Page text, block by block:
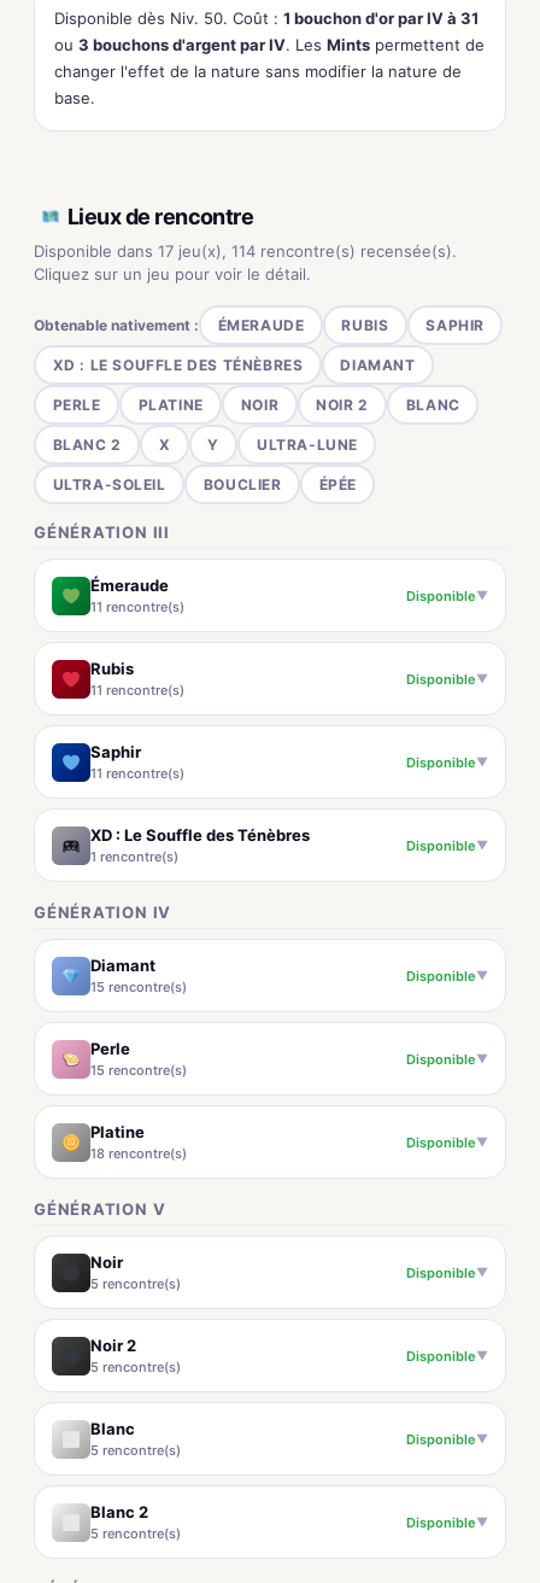
Disponible dès Niv. 50. Coût : 1 bouchon d'or par IV à 31
ou 3 bouchons d'argent par IV. Les Mints permettent de
changer l'effet de la nature sans modifier la nature de
base.
Lieux de rencontre
Disponible dans 17 jeu(x), 114 rencontre(s) recensée(s).
Cliquez sur un jeu pour voir le détail.
Obtenable nativement : ÉMERAUDE RUBIS SAPHIR
XD : LE SOUFFLE DES TÉNÈBRES DIAMANT
PERLE PLATINE NOIR NOIR 2 BLANC
BLANC 2 X Y ULTRA-LUNE
ULTRA-SOLEIL BOUCLIER ÉPÉE
GÉNÉRATION III
Émeraude
11 rencontre(s)
Disponible▼
Rubis
11 rencontre(s)
Disponible▼
Saphir
11 rencontre(s)
Disponible▼
XD : Le Souffle des Ténèbres
1 rencontre(s)
Disponible▼
GÉNÉRATION IV
Diamant
15 rencontre(s)
Disponible▼
Perle
15 rencontre(s)
Disponible▼
Platine
18 rencontre(s)
Disponible▼
GÉNÉRATION V
Noir
5 rencontre(s)
Disponible▼
Noir 2
5 rencontre(s)
Disponible▼
Blanc
5 rencontre(s)
Disponible▼
Blanc 2
5 rencontre(s)
Disponible▼